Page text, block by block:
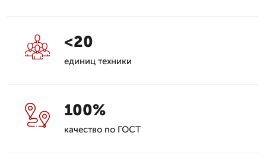
<20
единиц техники
100%
качество по ГОСТ